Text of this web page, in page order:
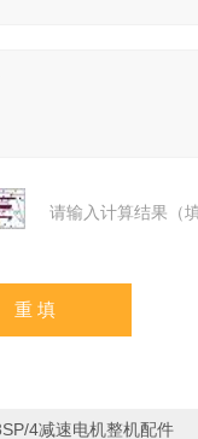
请输入计算结果（
4减速电机整机配件